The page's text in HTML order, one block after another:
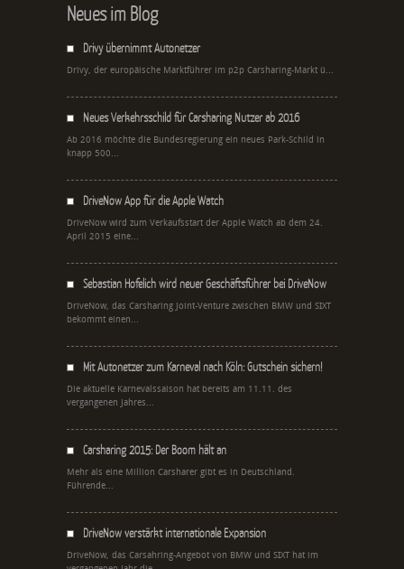
Neues im Blog
Drivy übernimmt Autonetzer
Drivy, der europäische Marktführer im p2p Carsharing-Markt ü...
Neues Verkehrsschild für Carsharing Nutzer ab 2016
Ab 2016 möchte die Bundesregierung ein neues Park-Schild in
knapp 500...
DriveNow App für die Apple Watch
DriveNow wird zum Verkaufsstart der Apple Watch ab dem 24.
April 2015 eine...
Sebastian Hofelich wird neuer Geschäftsführer bei DriveNow
DriveNow, das Carsharing Joint-Venture zwischen BMW und SIXT
bekommt einen...
Mit Autonetzer zum Karneval nach Köln: Gutschein sichern!
Die aktuelle Karnevalssaison hat bereits am 11.11. des
vergangenen Jahres...
Carsharing 2015: Der Boom hält an
Mehr als eine Million Carsharer gibt es in Deutschland.
Führende...
DriveNow verstärkt internationale Expansion
DriveNow, das Carsahring-Angebot von BMW und SIXT hat im